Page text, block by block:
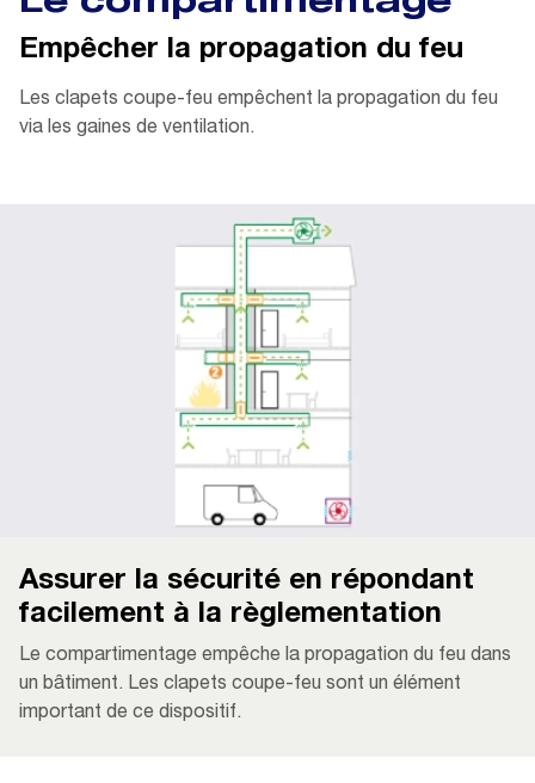
Empêcher la propagation du feu
Les clapets coupe-feu empêchent la propagation du feu
via les gaines de ventilation.
Assurer la sécurité en répondant
facilement à la règlementation
Le compartimentage empêche la propagation du feu dans
un bâtiment. Les clapets coupe-feu sont un élément
important de ce dispositif.